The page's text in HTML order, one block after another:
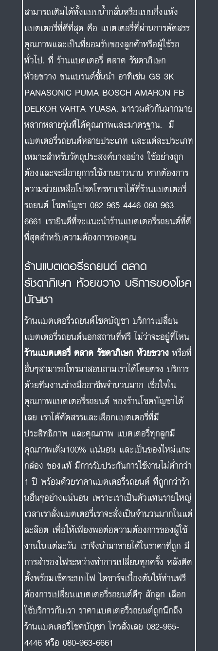
สามารถเติมได้ทั้งแบบน้ำกลั่นหรือแบบกึ่งแห้ง
แบตเตอรี่ที่ดีที่สุด คือ แบตเตอรี่ที่ผ่านการคัดสรร
คุณภาพและเป็นที่ยอมรับของลูกค้าหรือผู้ใช้รถ
ทั่วไป. ที่ ร้านแบตเตอรี่ ตลาด รัชดาภิเษก
ห้วยขวาง ขนแบรนด์ชั้นนำ อาทิเช่น GS 3K
PANASONIC PUMA BOSCH AMARON FB
DELKOR VARTA YUASA. มารวมตัวกันมากมาย
หลากหลายรุ่นที่ได้คุณภาพและมาตรฐาน. มี
แบตเตอรี่รถยนต์หลายประเภท และแต่ละประเภท
เหมาะสำหรับวัตถุประสงค์บางอย่าง ใช้อย่างถูก
ต้องและจะมีอายุการใช้งานยาวนาน หากต้องการ
ความช่วยเหลือโปรดโทรหาเราได้ที่ร้านแบตเตอรี่
รถยนต์ โชคบัญชา 082-965-4446 080-963-
6661 เรายินดีที่จะแนะนำร้านแบตเตอรี่รถยนต์ที่ดี
ที่สุดสำหรับความต้องการของคุณ
ร้านแบตเตอรี่รถยนต์ ตลาด
รัชดาภิเษก ห้วยขวาง บริการของโชค
บัญชา
ร้านแบตเตอรี่รถยนต์โชคบัญชา บริการเปลี่ยน
แบตเตอรี่รถยนต์นอกสถานที่ฟรี ไม่ว่าจะอยู่ที่ไหน
ร้านแบตเตอรี่ ตลาด รัชดาภิเษก ห้วยขวาง หรือที่
อื่นๆสามารถโทรมาสอบถามเราได้โดยตรง บริการ
ด้วยทีมงานช่างมืออาชีพจำนวนมาก เชื่อใจใน
คุณภาพแบตเตอรี่รถยนต์ ของร้านโชคบัญชาได้
เลย เราได้คัดสรรและเลือกแบตเตอรี่ที่มี
ประสิทธิภาพ และคุณภาพ แบตเตอรี่ทุกลูกมี
คุณภาพเต็ม100% แน่นอน และเป็นของใหม่แกะ
กล่อง ของแท้ มีการรับประกันการใช้งานไม่ต่ำกว่า
1 ปี พร้อมด้วยราคาแบตเตอรี่รถยนต์ ที่ถูกกว่าร้า
นอื่นๆอย่างแน่นอน เพราะเราเป็นตัวแทนรายใหญ่
เวลาเราสั่งแบตเตอรี่เราจะสั่งเป็นจำนวนมากในแต่
ละล๊อต เพื่อให้เพียงพอต่อความต้องการของผู้ใช้
งานในแต่ละวัน เราจึงนำมาขายได้ในราคาที่ถูก มี
การสำรองไฟระหว่างทำการเปลี่ยนทุกครั้ง หลังติด
ตั้งพร้อมเช็คระบบไฟ ไดชาร์จเบื้องต้นให้ท่านฟรี
ต้องการเปลี่ยนแบตเตอรี่รถยนต์ดีๆ สักลูก เลือก
ใช้บริการกับเรา ราคาแบตเตอรี่รถยนต์ถูกนึกถึง
ร้านแบตเตอรี่โชคบัญชา โทรสั่งเลย 082-965-
4446 หรือ 080-963-6661